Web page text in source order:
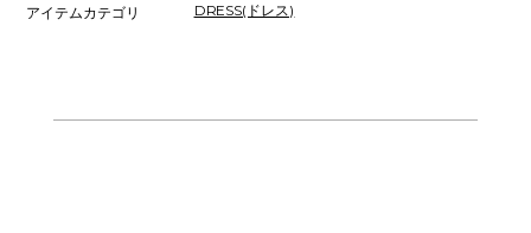
アイテムカテゴリ
DRESS(ドレス)